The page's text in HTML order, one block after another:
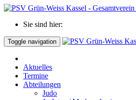
Sie sind hier:
Toggle navigation
Aktuelles
Termine
Abteilungen
Judo